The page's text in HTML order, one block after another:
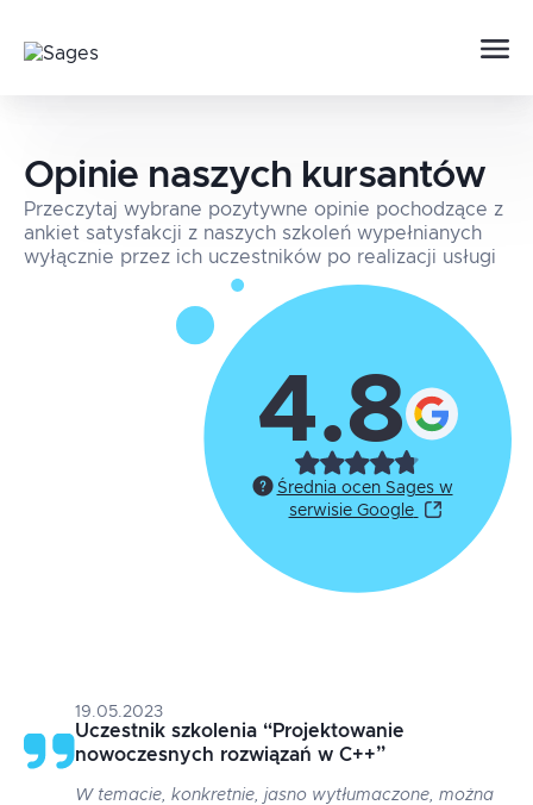
Opinie naszych kursantów
Przeczytaj wybrane pozytywne opinie pochodzące z
ankiet satysfakcji z naszych szkoleń wypełnianych
wyłącznie przez ich uczestników po realizacji usługi
4.8
Średnia ocen Sages w
serwisie Google
19.05.2023
Uczestnik szkolenia “Projektowanie
nowoczesnych rozwiązań w C++”
W temacie, konkretnie, jasno wytłumaczone, można